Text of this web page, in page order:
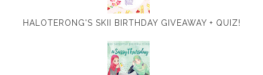
HALOTERONG'S SKII BIRTHDAY GIVEAWAY + QUIZ!